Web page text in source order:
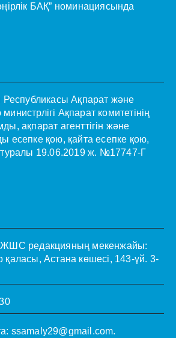
БАҚ” номинациясында
Республикасы Ақпарат және
Ақпарат комитетінің
ақпарат агенттігін және
есепке қою, қайта есепке қою,
туралы 19.06.2019 ж. №17747-Г
ЖШС редакцияның мекенжайы:
Астана көшесі, 143-үй. 3-
ssamaly29@gmail.com.